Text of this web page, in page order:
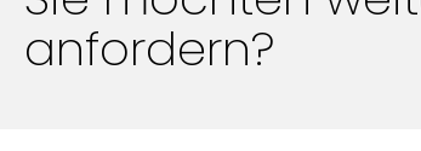
anfordern?